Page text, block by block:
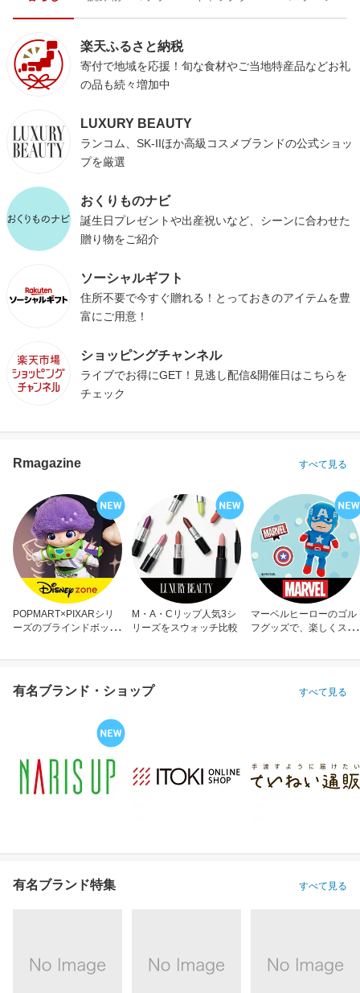
楽天ふるさと納税
寄付で地域を応援！旬な食材やご当地特産品などお礼
の品も続々増加中
LUXURY BEAUTY
ランコム、SK-IIほか高級コスメブランドの公式ショッ
プを厳選
おくりものナビ
誕生日プレゼントや出産祝いなど、シーンに合わせた
贈り物をご紹介
ソーシャルギフト
住所不要で今すぐ贈れる！とっておきのアイテムを豊
富にご用意！
ショッピングチャンネル
ライブでお得にGET！見逃し配信&開催日はこちらを
チェック
Rmagazine すべて見る
POPMART×PIXARシリ
ーズのブラインドボック
M・A・Cリップ人気3シ
リーズをスウォッチ比較
マーベルヒーローのゴル
フグッズで、楽しくスコ
有名ブランド・ショップ すべて見る
有名ブランド特集 すべて見る